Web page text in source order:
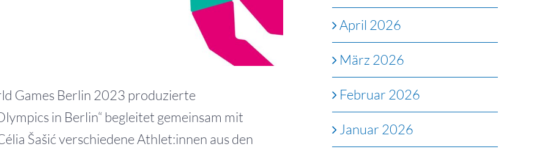
Games Berlin 2023 produzierte
in Berlin“ begleitet gemeinsam mit
Šašić verschiedene Athlet:innen aus den
April 2026
März 2026
Februar 2026
Januar 2026